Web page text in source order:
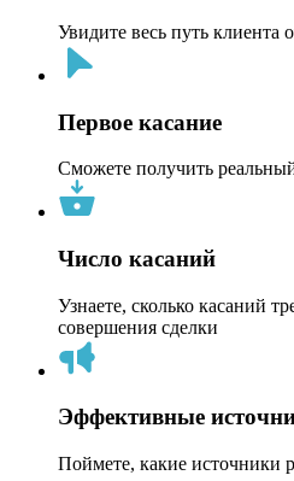
Увидите весь путь клиента
Первое касание
Сможете получить
Число касаний
Узнаете, сколько касаний
совершения сделки
Эффективные
Поймете, какие источники